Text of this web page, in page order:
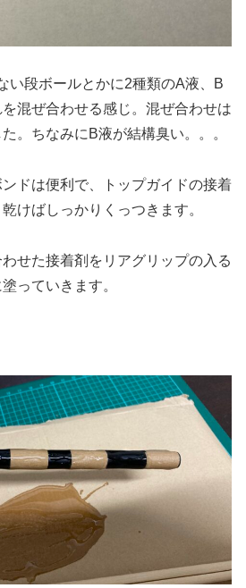
い段ボールとかに2種類のA液、B
混ぜ合わせる感じ。混ぜ合わせは
。ちなみにB液が結構臭い。。。
ドは便利で、トップガイドの接着
けばしっかりくっつきます。
せた接着剤をリアグリップの入る
っていきます。